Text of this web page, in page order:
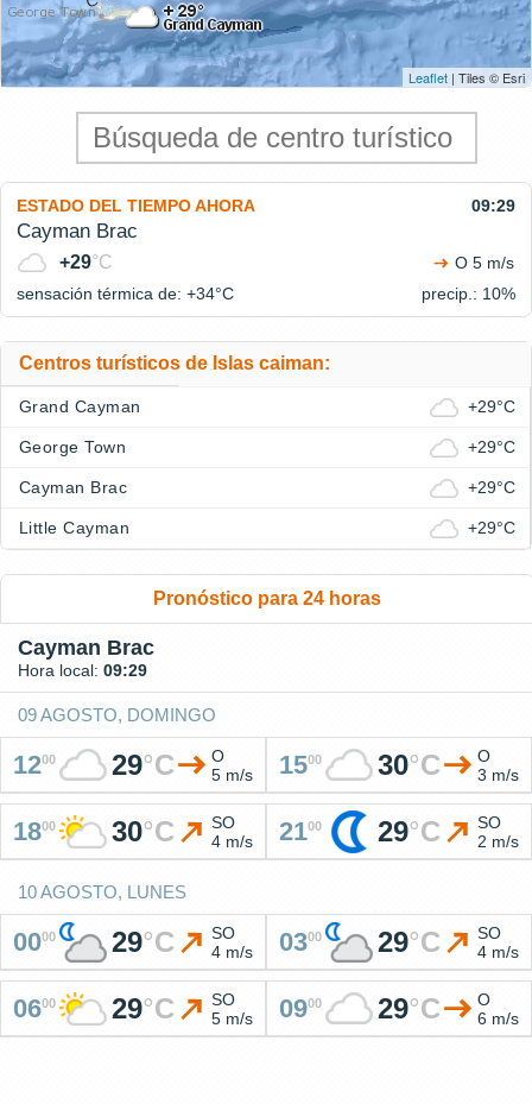
Leaflet | Tiles © Esri
ESTADO DEL TIEMPO AHORA 09:29
Cayman Brac
+29°C
O 5 m/s
sensación térmica de: +34°C precip.: 10%
Centros turísticos de Islas caiman:
Grand Cayman +29°C
George Town +29°C
Cayman Brac +29°C
Little Cayman +29°C
Pronóstico para 24 horas
Cayman Brac
Hora local: 09:29
09 AGOSTO, DOMINGO
1200 29°C
O
5 m/s
1500 30°C
O
3 m/s
1800 30°C
SO
4 m/s
2100 29°C
SO
2 m/s
10 AGOSTO, LUNES
0000 29°C
SO
4 m/s
0300 29°C
SO
4 m/s
0600 29°C
SO
5 m/s
0900 29°C
O
6 m/s